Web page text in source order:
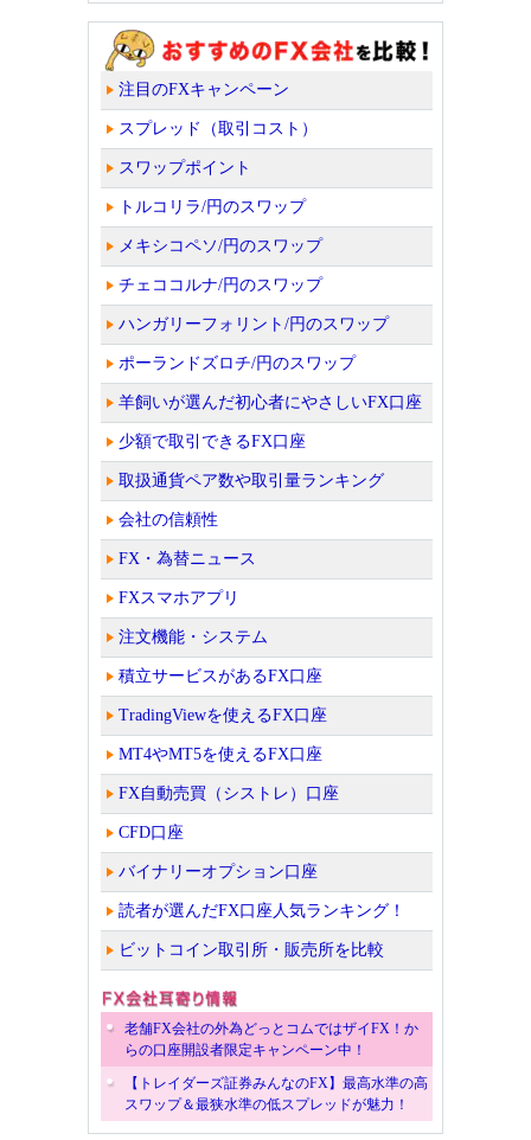
注目のFXキャンペーン
スプレッド（取引コスト）
スワップポイント
トルコリラ/円のスワップ
メキシコペソ/円のスワップ
チェココルナ/円のスワップ
ハンガリーフォリント/円のスワップ
ポーランドズロチ/円のスワップ
羊飼いが選んだ初心者にやさしいFX口座
少額で取引できるFX口座
取扱通貨ペア数や取引量ランキング
会社の信頼性
FX・為替ニュース
FXスマホアプリ
注文機能・システム
積立サービスがあるFX口座
TradingViewを使えるFX口座
MT4やMT5を使えるFX口座
FX自動売買（シストレ）口座
CFD口座
バイナリーオプション口座
読者が選んだFX口座人気ランキング！
ビットコイン取引所・販売所を比較
老舗FX会社の外為どっとコムではザイFX！か
らの口座開設者限定キャンペーン中！
【トレイダーズ証券みんなのFX】最高水準の高
スワップ＆最狭水準の低スプレッドが魅力！